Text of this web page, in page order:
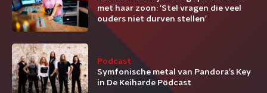
met haar zoon: ‘Stel vragen die veel
ouders niet durven stellen’
Podcast
Symfonische metal van Pandora’s Key
in De Keiharde Pödcast